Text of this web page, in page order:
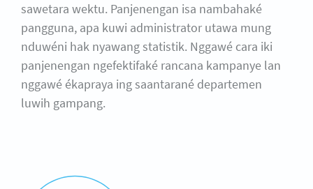
sawetara wektu. Panjenengan isa nambahaké
pangguna, apa kuwi administrator utawa mung
nduwéni hak nyawang statistik. Nggawé cara iki
panjenengan ngefektifaké rancana kampanye lan
nggawé ékapraya ing saantarané departemen
luwih gampang.